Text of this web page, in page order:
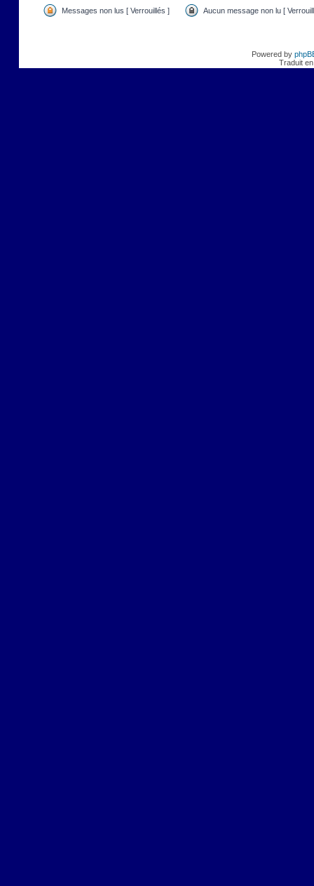
Messages non lus [ Verrouillés ] Aucun message non lu [
Powered by
Traduit